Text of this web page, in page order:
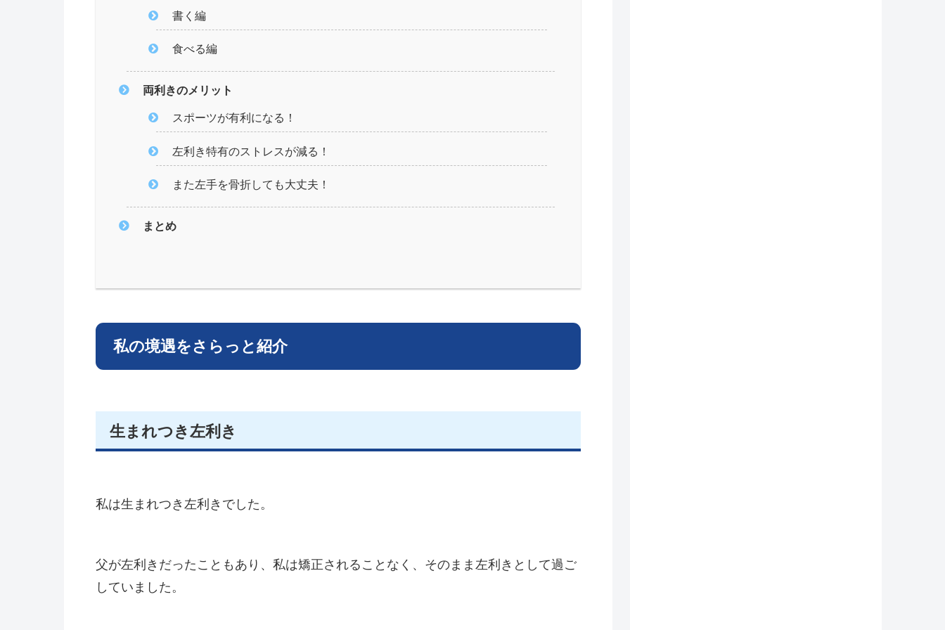
書く編
食べる編
両利きのメリット
スポーツが有利になる！
左利き特有のストレスが減る！
また左手を骨折しても大丈夫！
まとめ
私の境遇をさらっと紹介
生まれつき左利き
私は生まれつき左利きでした。
父が左利きだったこともあり、私は矯正されることなく、そのまま左利きとして過ご
していました。